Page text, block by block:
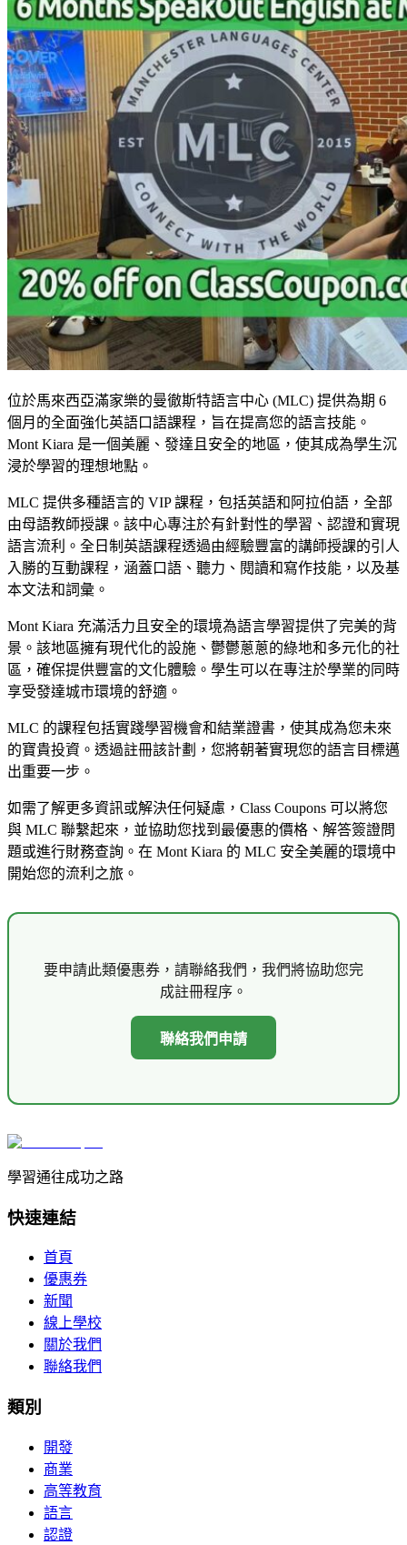
位於馬來西亞滿家樂的曼徹斯特語言中心 (MLC) 提供為期 6
個月的全面強化英語口語課程，旨在提高您的語言技能。
Mont Kiara 是一個美麗、發達且安全的地區，使其成為學生沉
浸於學習的理想地點。
MLC 提供多種語言的 VIP 課程，包括英語和阿拉伯語，全部
由母語教師授課。該中心專注於有針對性的學習、認證和實現
語言流利。全日制英語課程透過由經驗豐富的講師授課的引人
入勝的互動課程，涵蓋口語、聽力、閱讀和寫作技能，以及基
本文法和詞彙。
Mont Kiara 充滿活力且安全的環境為語言學習提供了完美的背
景。該地區擁有現代化的設施、鬱鬱蔥蔥的綠地和多元化的社
區，確保提供豐富的文化體驗。學生可以在專注於學業的同時
享受發達城市環境的舒適。
MLC 的課程包括實踐學習機會和結業證書，使其成為您未來
的寶貴投資。透過註冊該計劃，您將朝著實現您的語言目標邁
出重要一步。
如需了解更多資訊或解決任何疑慮，Class Coupons 可以將您
與 MLC 聯繫起來，並協助您找到最優惠的價格、解答簽證問
題或進行財務查詢。在 Mont Kiara 的 MLC 安全美麗的環境中
開始您的流利之旅。
要申請此類優惠券，請聯絡我們，我們將協助您完
成註冊程序。
聯絡我們申請
學習通往成功之路
快速連結
首頁
優惠券
新聞
線上學校
關於我們
聯絡我們
類別
開發
商業
高等教育
語言
認證